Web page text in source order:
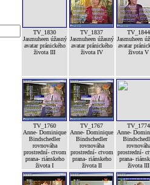
TV_1830
Jasmuheen úžasný
avatar pránického
života III
TV_1837
Jasmuheen úžasný
avatar pránického
života IV
TV_1844
Jasmuheen
avatar
života V
TV_1760
Anne- Dominique
Bindschedler
rovnováha
prostrední- ctvom
prana- riánskeho
života I
TV_1767
Anne- Dominique
Bindschedler
rovnováha
prostrední- ctvom
prana- riánskeho
života II
TV_1774
Anne-
prostrední-
prana-
života III